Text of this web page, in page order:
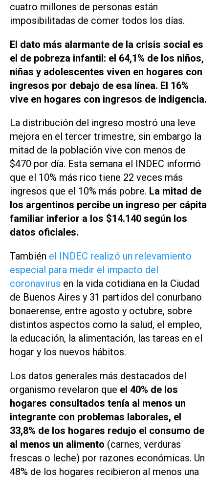
cuatro millones de personas están
imposibilitadas de comer todos los días.
El dato más alarmante de la crisis social es
el de pobreza infantil: el 64,1% de los niños,
niñas y adolescentes viven en hogares con
ingresos por debajo de esa línea. El 16%
vive en hogares con ingresos de indigencia.
La distribución del ingreso mostró una leve
mejora en el tercer trimestre, sin embargo la
mitad de la población vive con menos de
$470 por día. Esta semana el INDEC informó
que el 10% más rico tiene 22 veces más
ingresos que el 10% más pobre. La mitad de
los argentinos percibe un ingreso per cápita
familiar inferior a los $14.140 según los
datos oficiales.
También el INDEC realizó un relevamiento
especial para medir el impacto del
coronavirus en la vida cotidiana en la Ciudad
de Buenos Aires y 31 partidos del conurbano
bonaerense, entre agosto y octubre, sobre
distintos aspectos como la salud, el empleo,
la educación, la alimentación, las tareas en el
hogar y los nuevos hábitos.
Los datos generales más destacados del
organismo revelaron que el 40% de los
hogares consultados tenía al menos un
integrante con problemas laborales, el
33,8% de los hogares redujo el consumo de
al menos un alimento (carnes, verduras
frescas o leche) por razones económicas. Un
48% de los hogares recibieron al menos una